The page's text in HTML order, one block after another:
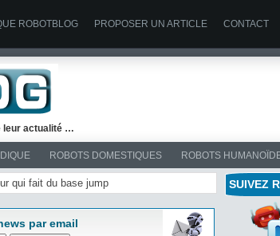
ROBOTBLOG PROPOSER UN ARTICLE CONTACT
leur actualité …
ROBOTS DOMESTIQUES ROBOTS
qui fait du base jump
par email
SUIVEZ